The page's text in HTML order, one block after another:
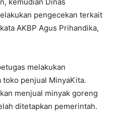
pengecekan terkait
AKBP Agus Prihandika,
melakukan
penjual MinyaKita.
menjual minyak goreng
ditetapkan pemerintah.